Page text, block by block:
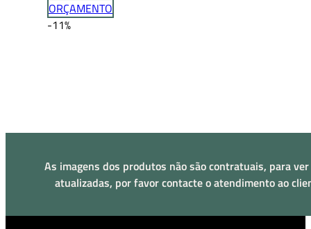
ORÇAMENTO
-11%
As imagens dos produtos não são contratuais, para
atualizadas, por favor contacte o atendimento ao